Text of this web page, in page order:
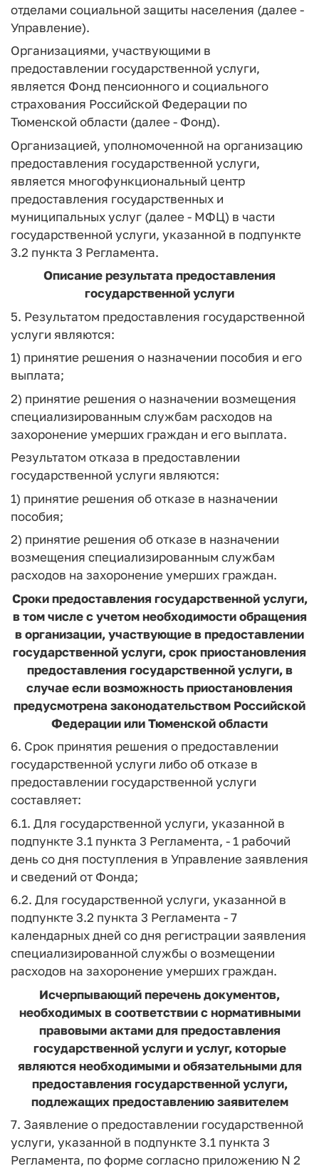
отделами социальной защиты населения (далее -
Управление).
Организациями, участвующими в
предоставлении государственной услуги,
является Фонд пенсионного и социального
страхования Российской Федерации по
Тюменской области (далее - Фонд).
Организацией, уполномоченной на организацию
предоставления государственной услуги,
является многофункциональный центр
предоставления государственных и
муниципальных услуг (далее - МФЦ) в части
государственной услуги, указанной в подпункте
3.2 пункта 3 Регламента.
Описание результата предоставления
государственной услуги
5. Результатом предоставления государственной
услуги являются:
1) принятие решения о назначении пособия и его
выплата;
2) принятие решения о назначении возмещения
специализированным службам расходов на
захоронение умерших граждан и его выплата.
Результатом отказа в предоставлении
государственной услуги являются:
1) принятие решения об отказе в назначении
пособия;
2) принятие решения об отказе в назначении
возмещения специализированным службам
расходов на захоронение умерших граждан.
Сроки предоставления государственной услуги,
в том числе с учетом необходимости обращения
в организации, участвующие в предоставлении
государственной услуги, срок приостановления
предоставления государственной услуги, в
случае если возможность приостановления
предусмотрена законодательством Российской
Федерации или Тюменской области
6. Срок принятия решения о предоставлении
государственной услуги либо об отказе в
предоставлении государственной услуги
составляет:
6.1. Для государственной услуги, указанной в
подпункте 3.1 пункта 3 Регламента, - 1 рабочий
день со дня поступления в Управление заявления
и сведений от Фонда;
6.2. Для государственной услуги, указанной в
подпункте 3.2 пункта 3 Регламента - 7
календарных дней со дня регистрации заявления
специализированной службы о возмещении
расходов на захоронение умерших граждан.
Исчерпывающий перечень документов,
необходимых в соответствии с нормативными
правовыми актами для предоставления
государственной услуги и услуг, которые
являются необходимыми и обязательными для
предоставления государственной услуги,
подлежащих предоставлению заявителем
7. Заявление о предоставлении государственной
услуги, указанной в подпункте 3.1 пункта 3
Регламента, по форме согласно приложению N 2